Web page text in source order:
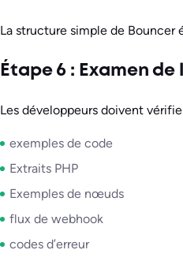
La structure simple de Bouncer
Étape 6 : Examen
Les développeurs doivent
exemples de code
Extraits PHP
Exemples de nœuds
flux de webhook
codes d’erreur